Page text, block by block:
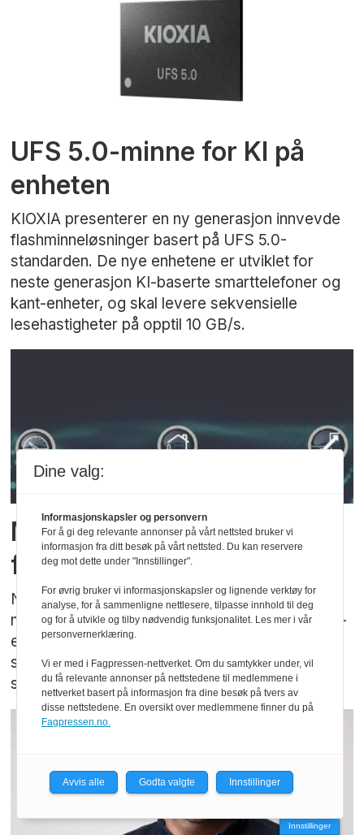
UFS 5.0-minne for KI på
enheten
KIOXIA presenterer en ny generasjon innvevde
flashminneløsninger basert på UFS 5.0-
standarden. De nye enhetene er utviklet for
neste generasjon KI-baserte smarttelefoner og
kant-enheter, og skal levere sekvensielle
lesehastigheter på opptil 10 GB/s.
Meshnett med LoRa som
fysisk lag
NeoCortec utgir ny whitepaper om “Neomesh
med bruk av LoRa-modulering som fysisk lag” –
en løsning som skal gi lang rekkevidde,
støyimmunitet, lav effekt og massiv
skalerbarhet.
Innstillinger
Dine valg:
Informasjonskapsler og personvern
For å gi deg relevante annonser på vårt nettsted bruker vi
informasjon fra ditt besøk på vårt nettsted. Du kan reservere
deg mot dette under "Innstillinger".
For øvrig bruker vi informasjonskapsler og lignende verktøy for
analyse, for å sammenligne nettlesere, tilpasse innhold til deg
og for å utvikle og tilby nødvendig funksjonalitet. Les mer i vår
personvernerklæring.
Vi er med i Fagpressen-nettverket. Om du samtykker under, vil
du få relevante annonser på nettstedene til medlemmene i
nettverket basert på informasjon fra dine besøk på tvers av
disse nettstedene. En oversikt over medlemmene finner du på
Fagpressen.no.
Avvis alle Godta valgte Innstillinger